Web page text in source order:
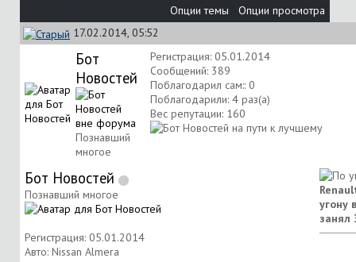
Опции темы
Опции просмотра
17.02.2014, 05:52
Бот
Новостей
Познавший
многое
Регистрация: 05.01.2014
Сообщений: 389
Поблагодарил сам:: 0
Поблагодарили: 4 раз(а)
Вес репутации: 160
Бот Новостей
Познавший многое
Регистрация: 05.01.2014
Авто: Nissan Almera
угону
занял